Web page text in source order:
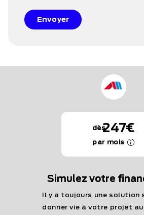
Envoyer
dès247€
par mois
Simulez votre
Il y a toujours une solution
donner vie à votre projet